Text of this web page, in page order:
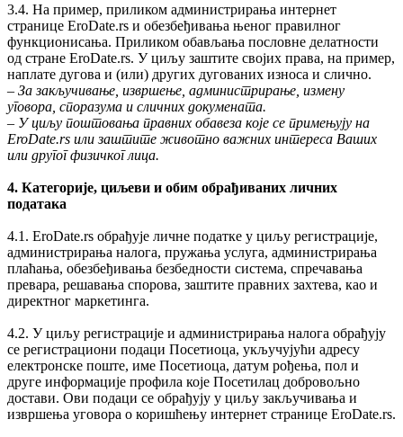
3.4. На пример, приликом администрирања интернет
странице EroDate.rs и обезбеђивања њеног правилног
функционисања. Приликом обављања пословне делатности
од стране EroDate.rs. У циљу заштите својих права, на пример,
наплате дугова и (или) других дугованих износа и слично.
‒ За закључивање, извршење, администрирање, измену
уговора, споразума и сличних докумената.
‒ У циљу поштовања правних обавеза које се примењују на
EroDate.rs или заштите животно важних интереса Ваших
или другог физичког лица.
4. Категорије, циљеви и обим обрађиваних личних
података
4.1. EroDate.rs обрађује личне податке у циљу регистрације,
администрирања налога, пружања услуга, администрирања
плаћања, обезбеђивања безбедности система, спречавања
превара, решавања спорова, заштите правних захтева, као и
директног маркетинга.
4.2. У циљу регистрације и администрирања налога обрађују
се регистрациони подаци Посетиоца, укључујући адресу
електронске поште, име Посетиоца, датум рођења, пол и
друге информације профила које Посетилац добровољно
достави. Ови подаци се обрађују у циљу закључивања и
извршења уговора о коришћењу интернет странице EroDate.rs.